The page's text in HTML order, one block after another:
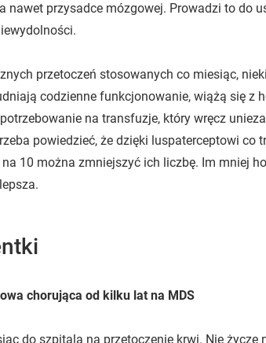
nawet przysadce mózgowej. Prowadzi to do
przetoczeń stosowanych co miesiąc,
codzienne funkcjonowanie, wiążą się z
na transfuzje, który wręcz
powiedzieć, że dzięki luspaterceptowi co
10 można zmniejszyć ich liczbę. Im mniej
chorująca od kilku lat na MDS
do szpitala na przetoczenie krwi. Nie życzę